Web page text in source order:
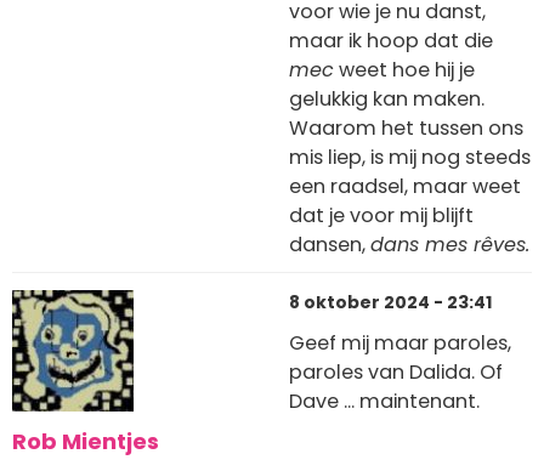
voor wie je nu danst,
maar ik hoop dat die
mecweet hoe hij je
gelukkig kan maken.
Waarom het tussen ons
mis liep, is mij nog steeds
een raadsel, maar weet
dat je voor mij blijft
dansen,dans mes rêves.
Rob Mientjes
8 oktober 2024 - 23:41
Geef mij maar paroles,
paroles van Dalida. Of
Dave ... maintenant.